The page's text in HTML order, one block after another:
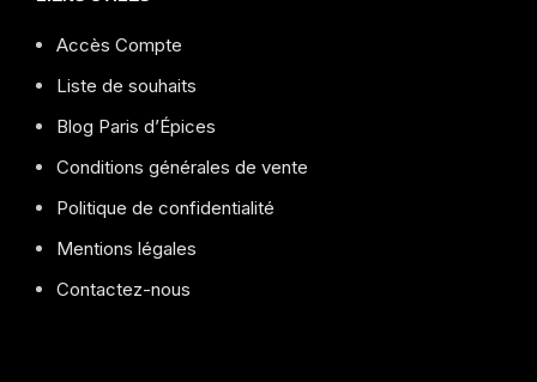
Accès Compte
Liste de souhaits
Blog Paris d’Épices
Conditions générales de vente
Politique de confidentialité
Mentions légales
Contactez-nous